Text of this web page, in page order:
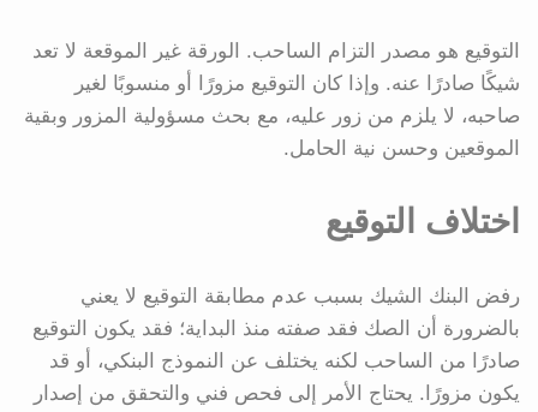
التوقيع هو مصدر التزام الساحب. الورقة غير الموقعة لا تعد
شيكًا صادرًا عنه. وإذا كان التوقيع مزورًا أو منسوبًا لغير
صاحبه، لا يلزم من زور عليه، مع بحث مسؤولية المزور وبقية
الموقعين وحسن نية الحامل.
اختلاف التوقيع
رفض البنك الشيك بسبب عدم مطابقة التوقيع لا يعني
بالضرورة أن الصك فقد صفته منذ البداية؛ فقد يكون التوقيع
صادرًا من الساحب لكنه يختلف عن النموذج البنكي، أو قد
يكون مزورًا. يحتاج الأمر إلى فحص فني والتحقق من إصدار